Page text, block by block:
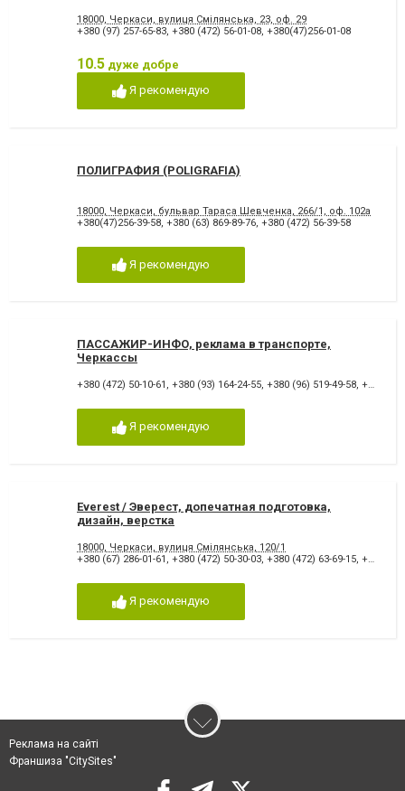
18000, Черкаси, вулиця Смілянська, 23, оф. 29
+380 (97) 257-65-83, +380 (472) 56-01-08, +380(47)256-01-08
10.5 дуже добре
Я рекомендую
ПОЛИГРАФИЯ (POLIGRAFIA)
18000, Черкаси, бульвар Тараса Шевченка, 266/1, оф. 102а
+380(47)256-39-58, +380 (63) 869-89-76, +380 (472) 56-39-58
Я рекомендую
ПАССАЖИР-ИНФО, реклама в транспорте,
Черкассы
+380 (472) 50-10-61 , +380 (93) 164-24-55, +380 (96) 519-49-58, +380(47)250-10-61
Я рекомендую
Everest / Эверест, допечатная подготовка,
дизайн, верстка
18000, Черкаси, вулиця Смілянська, 120/1
+380 (67) 286-01-61 , +380 (472) 50-30-03, +380 (472) 63-69-15, +380(47)250-30-03
Я рекомендую
Реклама на сайті
Франшиза "CitySites"